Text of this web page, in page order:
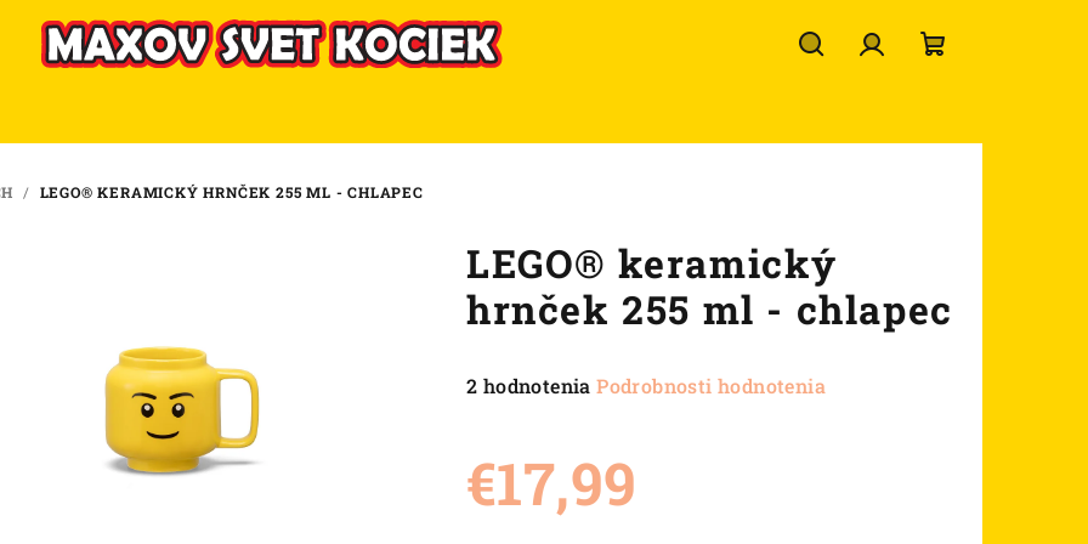
košík
/ LEGO® KERAMICKÝ HRNČEK 255 ML - CHLAPEC
LEGO® keramický
hrnček 255 ml - chlapec
Priemerné
je
5,0
2 hodnotenia Podrobnosti hodnotenia
€17,99